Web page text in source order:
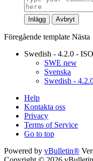
Inlägg Avbryt
Föregående template Nästa
Swedish - 4.2.0 - ISO
SWE new
Svenska
Swedish -
Help
Kontakta oss
Privacy
Terms of Service
Go to top
Powered by vBulletin®